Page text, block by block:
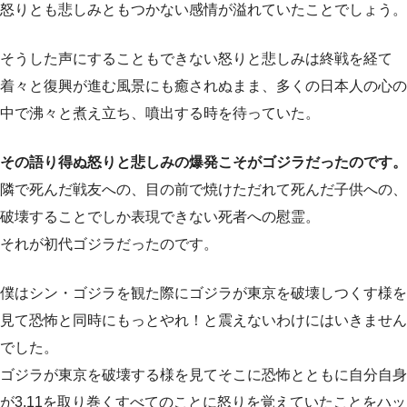
怒りとも悲しみともつかない感情が溢れていたことでしょう。
そうした声にすることもできない怒りと悲しみは終戦を経て
着々と復興が進む風景にも癒されぬまま、多くの日本人の心の
中で沸々と煮え立ち、噴出する時を待っていた。
その語り得ぬ怒りと悲しみの爆発こそがゴジラだったのです。
隣で死んだ戦友への、目の前で焼けただれて死んだ子供への、
破壊することでしか表現できない死者への慰霊。
それが初代ゴジラだったのです。
僕はシン・ゴジラを観た際にゴジラが東京を破壊しつくす様を
見て恐怖と同時にもっとやれ！と震えないわけにはいきません
でした。
ゴジラが東京を破壊する様を見てそこに恐怖とともに自分自身
が3.11を取り巻くすべてのことに怒りを覚えていたことをハッ